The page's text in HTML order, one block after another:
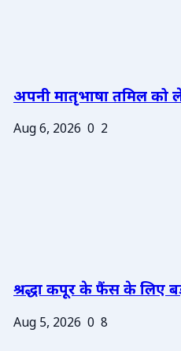
अपनी मातृभाषा तमिल को
Aug 6, 2026 0 2
श्रद्धा कपूर के फैंस के लिए
Aug 5, 2026 0 8